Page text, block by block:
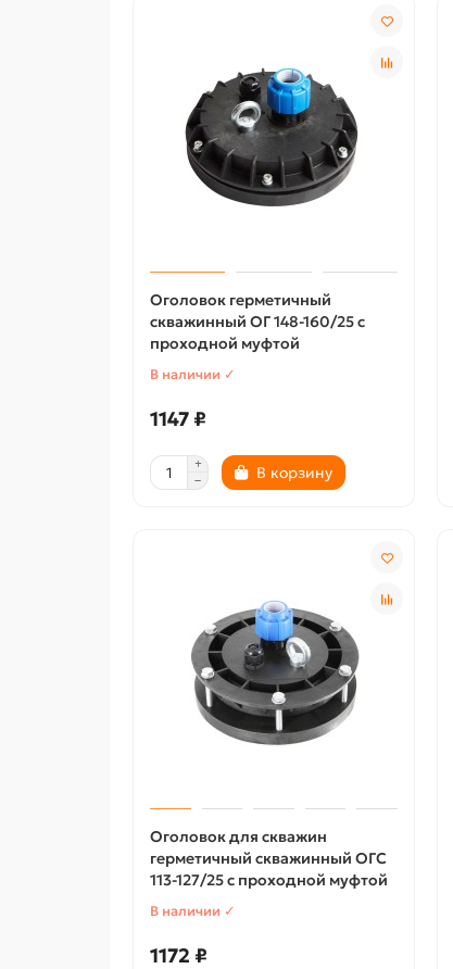
Оголовок герметичный
скважинный ОГ 148-160/25 с
проходной муфтой
В наличии ✓
1147 ₽
В корзину
Оголовок для скважин
герметичный скважинный ОГС
113-127/25 с проходной муфтой
В наличии ✓
1172 ₽